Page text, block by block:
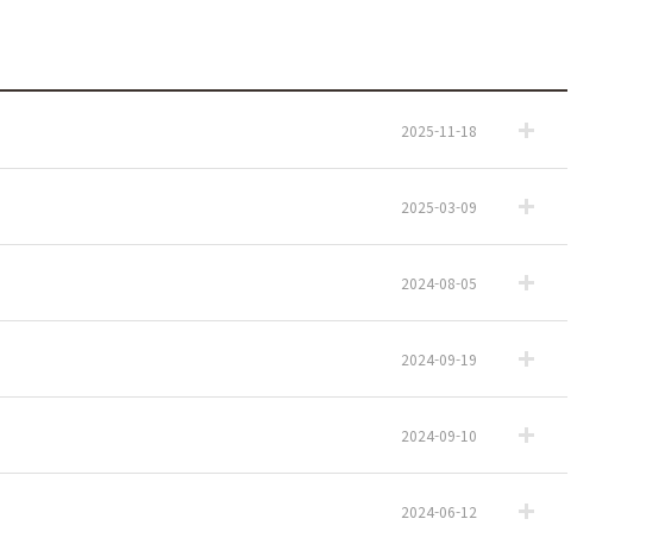
2025-11-18
2025-03-09
2024-08-05
2024-09-19
2024-09-10
2024-06-12